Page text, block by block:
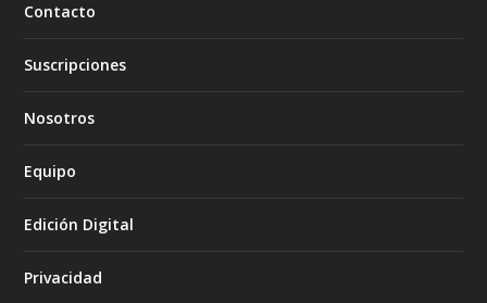
Contacto
Suscripciones
Nosotros
Equipo
Edición Digital
Privacidad